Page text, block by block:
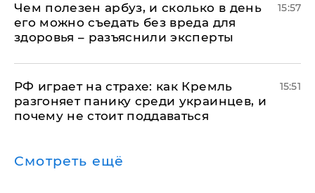
Чем полезен арбуз, и сколько в день
его можно съедать без вреда для
здоровья – разъяснили эксперты
15:57
РФ играет на страхе: как Кремль
разгоняет панику среди украинцев, и
почему не стоит поддаваться
15:51
Смотреть ещё